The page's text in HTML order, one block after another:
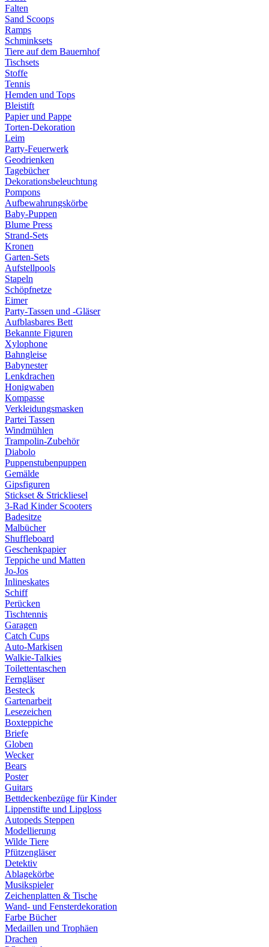
Falten
Sand Scoops
Ramps
Schminksets
Tiere auf dem Bauernhof
Tischsets
Stoffe
Tennis
Hemden und Tops
Bleistift
Papier und Pappe
Torten-Dekoration
Leim
Party-Feuerwerk
Geodrienken
Tagebücher
Dekorationsbeleuchtung
Pompons
Aufbewahrungskörbe
Baby-Puppen
Blume Press
Strand-Sets
Kronen
Garten-Sets
Aufstellpools
Stapeln
Schöpfnetze
Eimer
Party-Tassen und -Gläser
Aufblasbares Bett
Bekannte Figuren
Xylophone
Bahngleise
Babynester
Lenkdrachen
Honigwaben
Kompasse
Verkleidungsmasken
Partei Tassen
Windmühlen
Trampolin-Zubehör
Diabolo
Puppenstubenpuppen
Gemälde
Gipsfiguren
Stickset & Strickliesel
3-Rad Kinder Scooters
Badesitze
Malbücher
Shuffleboard
Geschenkpapier
Teppiche und Matten
Jo-Jos
Inlineskates
Schiff
Perücken
Tischtennis
Garagen
Catch Cups
Auto-Markisen
Walkie-Talkies
Toilettentaschen
Ferngläser
Besteck
Gartenarbeit
Lesezeichen
Boxteppiche
Briefe
Globen
Wecker
Bears
Poster
Guitars
Bettdeckenbezüge für Kinder
Lippenstifte und Lipgloss
Autopeds Steppen
Modellierung
Wilde Tiere
Pfützengläser
Detektiv
Ablagekörbe
Musikspieler
Zeichenplatten & Tische
Wand- und Fensterdekoration
Farbe Bücher
Medaillen und Trophäen
Drachen